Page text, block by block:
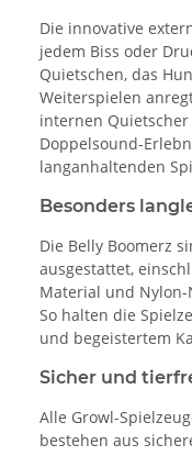
Die innovative
jedem Biss oder
Quietschen, das
Weiterspielen
internen
Doppelsound-
langanhaltenden
Besonders
Die Belly Boomerz
ausgestattet,
Material und
So halten die
und begeistertem
Sicher und
Alle Growl-
bestehen aus